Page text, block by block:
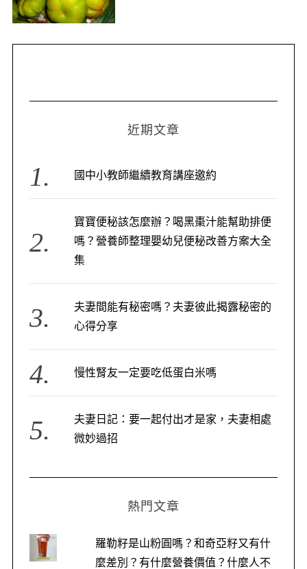
近期文章
國中小教師繼續教育講座邀約
寶寶便秘該怎麼辦？喝黑棗汁能幫助排便
嗎？營養師整理嬰幼兒便秘改善方案大全
集
夫妻間能有秘密嗎？夫妻彼此揭露秘密的
心得分享
慢性腎友一定要吃低蛋白米嗎
夫妻日記：要一起付出才是家，夫妻相處
微妙過招
熱門文章
羅勒籽是山粉圓嗎？和奇亞籽又有什
麼差別？有什麼營養價值？什麼人不
a
r